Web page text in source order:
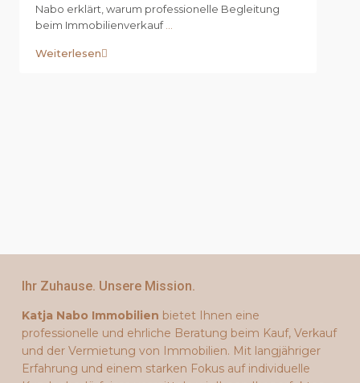
Nabo erklärt, warum professionelle Begleitung
beim Immobilienverkauf
Weiterlesen
Ihr Zuhause. Unsere Mission.
Katja Nabo Immobilien bietet Ihnen eine
professionelle und ehrliche Beratung beim Kauf, Verkauf
und der Vermietung von Immobilien. Mit langjähriger
Erfahrung und einem starken Fokus auf individuelle